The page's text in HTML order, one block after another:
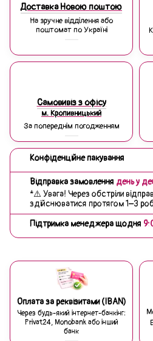
Доставка Новою поштою
На зручне відділення або
поштомат по Україні
Самовивіз з офісу
м. Кропивницький
За попереднім погодженням
Конфіденційне пакування
Відправка замовлення день у
*⚠️ Увага! Через обстріли
здійснюватися протягом 1–3
Підтримка менеджера щодня
Оплата за реквізитами (IBAN)
Через будь-який інтернет-банкінг:
Privat24, Monobank або інший
банк